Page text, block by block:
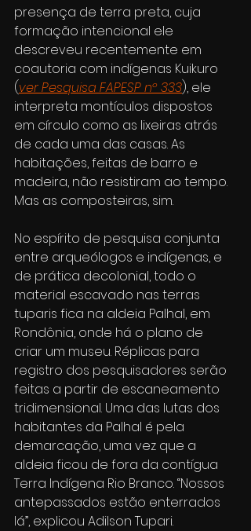
presença de terra preta, cuja
formação intencional ele
descreveu recentemente em
coautoria com indígenas Kuikuro
(ver Pesquisa FAPESP nº 333), ele
interpreta montículos dispostos
em círculo como as lixeiras atrás
de cada uma das casas. As
habitações, feitas de barro e
madeira, não resistiram ao tempo.
Mas as composteiras, sim.
No espírito de pesquisa conjunta
entre arqueólogos e indígenas, e
de prática decolonial, todo o
material escavado nas terras
tuparis fica na aldeia Palhal, em
Rondônia, onde há o plano de
criar um museu. Réplicas para
registro dos pesquisadores serão
feitas a partir de escaneamento
tridimensional. Uma das lutas dos
habitantes da Palhal é pela
demarcação, uma vez que a
aldeia ficou de fora da contígua
Terra Indígena Rio Branco. “Nossos
antepassados estão enterrados
lá”, explicou Adilson Tupari.